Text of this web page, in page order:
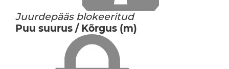
Juurdepääs blokeeritud
Puu suurus / Kõrgus (m)